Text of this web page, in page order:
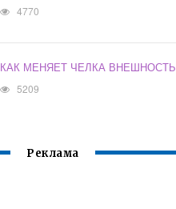
4770
КАК МЕНЯЕТ ЧЕЛКА ВНЕШНОСТЬ
5209
Реклама